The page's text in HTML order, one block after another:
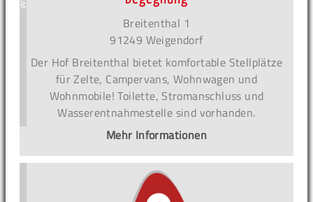
Breitenthal 1
91249 Weigendorf
Der Hof Breitenthal bietet komfortable Stellplätze
für Zelte, Campervans, Wohnwagen und
Wohnmobile! Toilette, Stromanschluss und
Wasserentnahmestelle sind vorhanden.
Mehr Informationen